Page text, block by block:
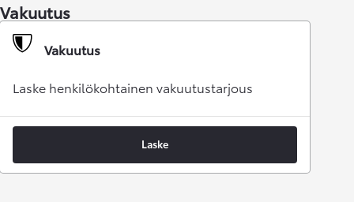
Vakuutus
Vakuutus
Laske henkilökohtainen vakuutustarjous
Laske